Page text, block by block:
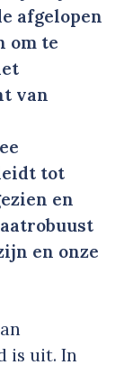
afgelopen
om te
van
tot
en
en onze
is uit. In